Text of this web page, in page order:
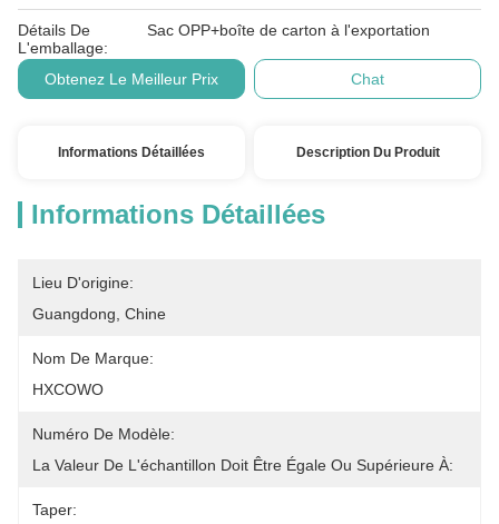
Détails De
L'emballage:
Sac OPP+boîte de carton à l'exportation
Obtenez Le Meilleur Prix Chat
Informations Détaillées Description Du Produit
Informations Détaillées
Lieu D'origine:
Guangdong, Chine
Nom De Marque:
HXCOWO
Numéro De Modèle:
La Valeur De L'échantillon Doit Être Égale Ou Supérieure À:
Taper: